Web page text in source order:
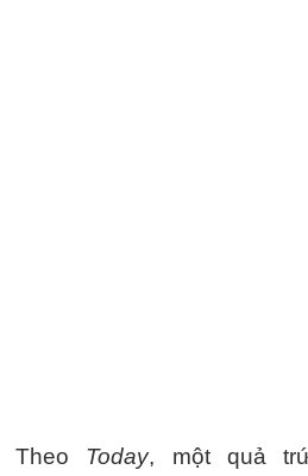
Theo Today, một quả